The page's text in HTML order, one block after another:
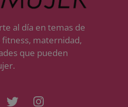
al día en temas de
fitness, maternidad,
que pueden